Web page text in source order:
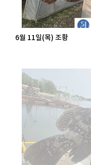
6월 11일(목) 조황